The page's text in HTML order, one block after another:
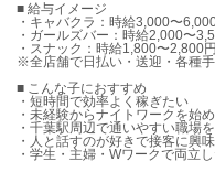
■ 給与イメージ
・キャバクラ：時給3,000〜
・ガールズバー：時給2,000〜
・スナック：時給1,800〜2,800円
※全店舗で日払い・送迎・各種手
■ こんな子におすすめ
・短時間で効率よく稼ぎたい
・未経験からナイトワークを始
・千葉駅周辺で通いやすい職場
・人と話すのが好きで接客に興
・学生・主婦・Wワークで両立